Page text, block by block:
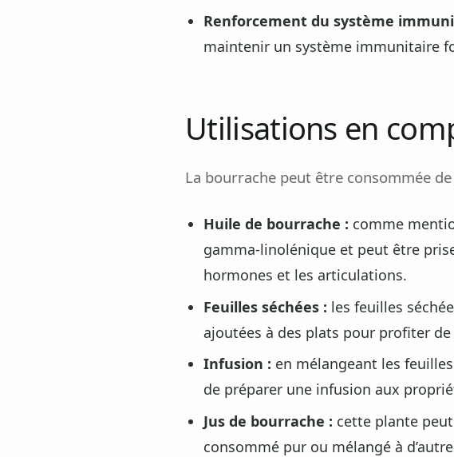
Renforcement du système
maintenir un système immunitaire
Utilisations en
La bourrache peut être consommée
Huile de bourrache : comme
gamma-linolénique et peut être
hormones et les articulations.
Feuilles séchées : les feuilles
ajoutées à des plats pour profiter
Infusion : en mélangeant les
de préparer une infusion aux
Jus de bourrache : cette plante
consommé pur ou mélangé à